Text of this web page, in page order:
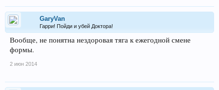
GaryVan
Гарри! Пойди и убей Доктора!
Вообще, не понятна нездоровая тяга к ежегодной смене
формы.
2 июн 2014